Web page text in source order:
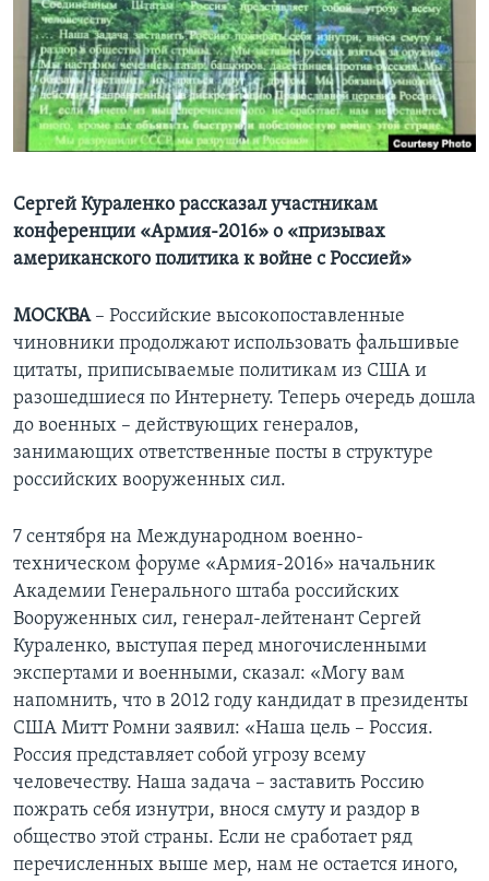
Learning English
СОЦИАЛЬНЫЕ СЕТИ
Языки
Сергей Кураленко рассказал участникам
конференции «Армия-2016» о «призывах
американского политика к войне с Россией»
МОСКВА – Российские высокопоставленные
чиновники продолжают использовать фальшивые
цитаты, приписываемые политикам из США и
разошедшиеся по Интернету. Теперь очередь дошла
до военных – действующих генералов,
занимающих ответственные посты в структуре
российских вооруженных сил.
7 сентября на Международном военно-
техническом форуме «Армия-2016» начальник
Академии Генерального штаба российских
Вооруженных сил, генерал-лейтенант Сергей
Кураленко, выступая перед многочисленными
экспертами и военными, сказал: «Могу вам
напомнить, что в 2012 году кандидат в президенты
США Митт Ромни заявил: «Наша цель – Россия.
Россия представляет собой угрозу всему
человечеству. Наша задача – заставить Россию
пожрать себя изнутри, внося смуту и раздор в
общество этой страны. Если не сработает ряд
перечисленных выше мер, нам не остается иного,